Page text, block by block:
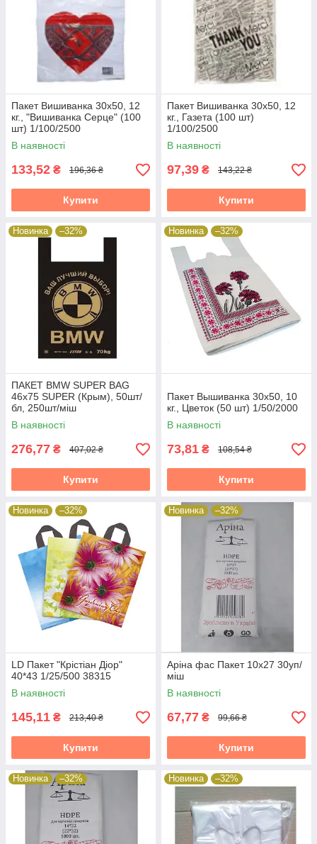
Пакет Вишиванка 30х50, 12
кг., "Вишиванка Серце" (100
шт) 1/100/2500
В наявності
133,52 ₴ 196,36 ₴
Купити
Пакет Вишиванка 30х50, 12
кг., Газета (100 шт)
1/100/2500
В наявності
97,39 ₴ 143,22 ₴
Купити
Новинка –32%
ПАКЕТ ВМW SUPER BAG
46х75 SUPER (Крым), 50шт/
бл, 250шт/міш
В наявності
276,77 ₴ 407,02 ₴
Купити
Новинка –32%
Пакет Вышиванка 30х50, 10
кг., Цветок (50 шт) 1/50/2000
В наявності
73,81 ₴ 108,54 ₴
Купити
Новинка –32%
LD Пакет "Крістіан Діор"
40*43 1/25/500 38315
В наявності
145,11 ₴ 213,40 ₴
Купити
Новинка –32%
Аріна фас Пакет 10х27 30уп/
міш
В наявності
67,77 ₴ 99,66 ₴
Купити
Новинка –32% Новинка –32%